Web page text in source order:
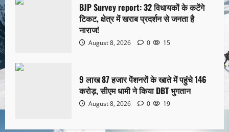
BJP Survey report: 32 विधायकों के कटेंगे
टिकट, क्षेत्र में खराब प्रदर्शन से जनता है
नाराज!
August 8, 2026 0 15
9 लाख 87 हजार पेंशनरों के खाते में पहुंचे 146
करोड़, सीएम धामी ने किया DBT भुगतान
August 8, 2026 0 19